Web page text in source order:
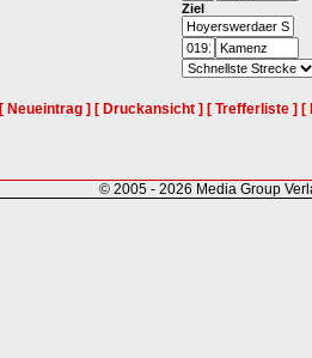
Ziel
[ Neueintrag ] [ Druckansicht ] [ Trefferliste ] [
© 2005 - 2026 Media Group